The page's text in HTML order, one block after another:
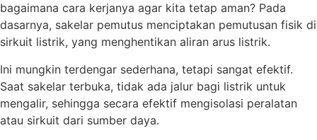
bagaimana cara kerjanya agar kita tetap aman? Pada
dasarnya, sakelar pemutus menciptakan pemutusan fisik di
sirkuit listrik, yang menghentikan aliran arus listrik.
Ini mungkin terdengar sederhana, tetapi sangat efektif.
Saat sakelar terbuka, tidak ada jalur bagi listrik untuk
mengalir, sehingga secara efektif mengisolasi peralatan
atau sirkuit dari sumber daya.